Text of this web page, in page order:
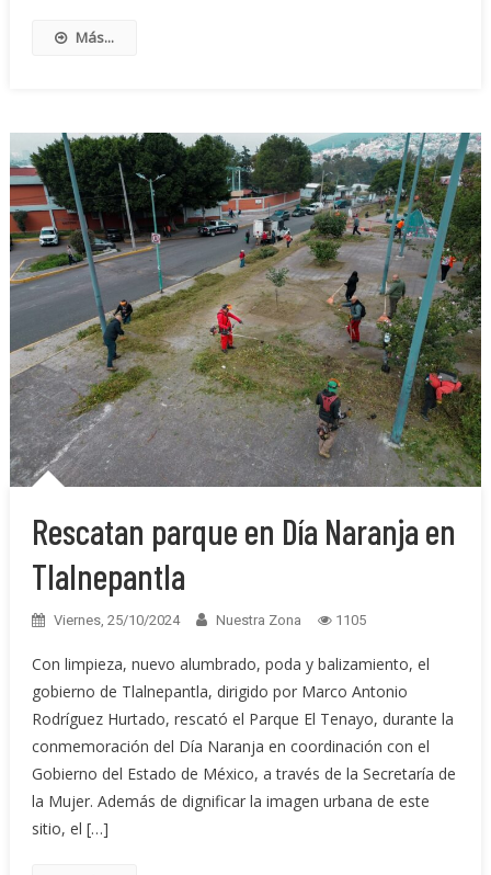
Más...
Rescatan parque en Día Naranja en
Tlalnepantla
Viernes, 25/10/2024 Nuestra Zona 1105
Con limpieza, nuevo alumbrado, poda y balizamiento, el
gobierno de Tlalnepantla, dirigido por Marco Antonio
Rodríguez Hurtado, rescató el Parque El Tenayo, durante la
conmemoración del Día Naranja en coordinación con el
Gobierno del Estado de México, a través de la Secretaría de
la Mujer. Además de dignificar la imagen urbana de este
sitio, el […]